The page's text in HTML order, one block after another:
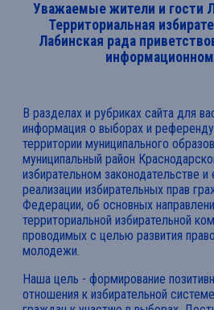
Уважаемые жители и гости
Территориальная
Лабинская рада
информационном
В разделах и рубриках сайта для
информация о выборах и
территории муниципального
муниципальный район
избирательном законодательстве и
реализации избирательных прав
Федерации, об основных
территориальной избирательной
проводимых с целью развития
молодежи.
Наша цель - формирование
отношения к избирательной